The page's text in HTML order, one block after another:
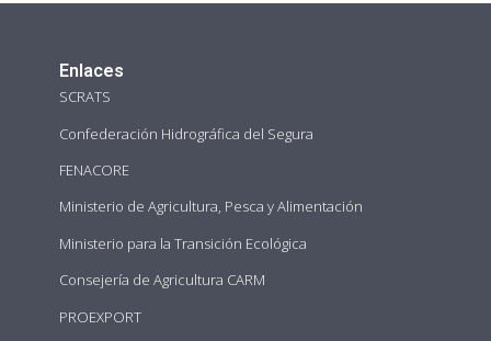
Enlaces
SCRATS
Confederación Hidrográfica del Segura
FENACORE
Ministerio de Agricultura, Pesca y Alimentación
Ministerio para la Transición Ecológica
Consejería de Agricultura CARM
PROEXPORT